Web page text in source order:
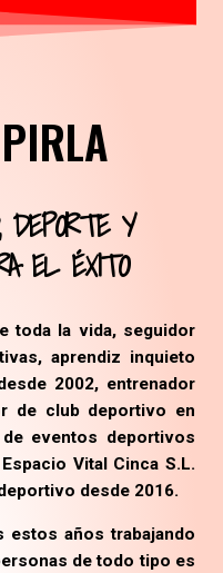
DEPORTE Y
EL ÉXITO
toda la vida, seguidor
aprendiz inquieto
2002, entrenador
de club deportivo en
eventos deportivos
Vital Cinca S.L.
desde 2016.
estos años trabajando
de todo tipo es